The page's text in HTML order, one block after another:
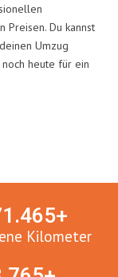
Preisen. Du kannst
Umzug
heute für ein
Kilometer
465+